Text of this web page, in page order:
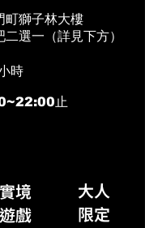
町獅子林大樓
選一（詳見下方）
時
~22:00止
實境
​遊戲
大人
​限定